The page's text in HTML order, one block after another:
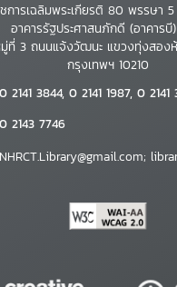
การเฉลิมพระเกียรติ 80 พรรษา
อาคารรัฐประศาสนภักดี (อาคาร
ที่ 3 ถนนแจ้งวัฒนะ แขวงทุ่งสอง
กรุงเทพฯ 10210
0 2141 3844, 0 2141 1987, 0 2141
0 2143 7746
NHRCT.Library@gmail.com;